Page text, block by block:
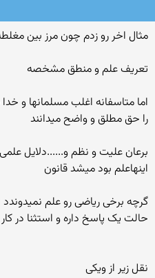
مثال اخر رو زدم چون مرز بین
تعریف علم و منطق مشخصه
اما متاسفانه اغلب مسلمانها و
را حق مطلق و واضح میدانند
برعان علیت و نظم و......دلایل
اینهاعلم بود میشد قانون
حالت یک پاسخ داره و استثنا در
نقل زیر از ویکی